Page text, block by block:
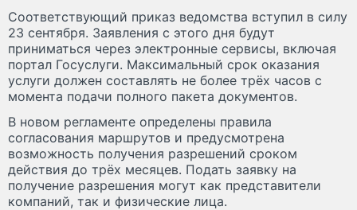
Соответствующий приказ ведомства вступил в силу
23 сентября. Заявления с этого дня будут
приниматься через электронные сервисы, включая
портал Госуслуги. Максимальный срок оказания
услуги должен составлять не более трёх часов с
момента подачи полного пакета документов.
В новом регламенте определены правила
согласования маршрутов и предусмотрена
возможность получения разрешений сроком
действия до трёх месяцев. Подать заявку на
получение разрешения могут как представители
компаний, так и физические лица.